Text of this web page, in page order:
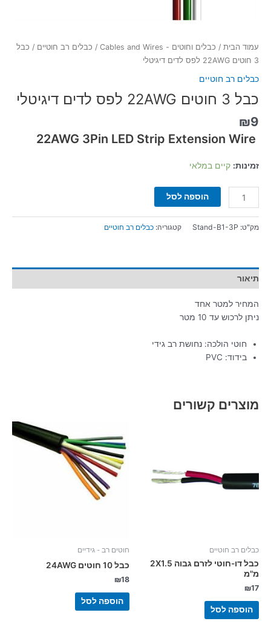
עמוד הבית / כבלים וחוטים - Cables and Wires / כבלים רב חוטיים / כבל
3 חוטים 22AWG לפס לדים דיגיטלי
כבלים רב חוטיים
כבל 3 חוטים 22AWG לפס לדים דיגיטלי
₪9
זמינות: קיים במלאי
הוספה לסל
מק"ט: Stand-B1-3P קטגוריה: כבלים רב חוטיים
תיאור
המחיר למטר אחד
ניתן לרכוש עד 10 מטר
חוטי הולכה: נחושת רב גידי
בידוד: PVC
מוצרים קשורים
כבלים רב חוטיים
כבל דו-חוטי לזרם גבוה 2X1.5
מ"מ
₪17
הוספה לסל
חוטים רב - גידיים
כבל 10 חוטים 24AWG
₪18
הוספה לסל